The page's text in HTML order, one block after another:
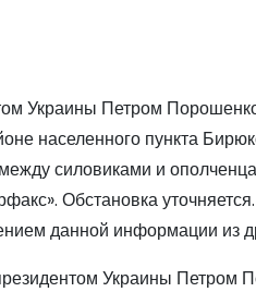
Украины Петром
населенного пункта
силовиками и
Обстановка
данной информации из
Украины Петром